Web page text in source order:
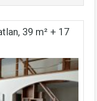
39 m² + 17